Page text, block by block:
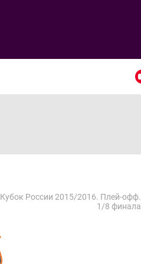
Кубок России 2015/2016. Плей-офф.
1/8 финала